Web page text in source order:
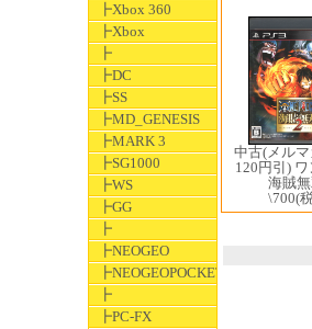
┣Xbox 360
┣Xbox
┣
┣DC
┣SS
┣MD_GENESIS
┣MARK 3
┣SG1000
┣WS
┣GG
┣
┣NEOGEO
┣NEOGEOPOCKET
┣
┣PC-FX
中古(メル
120円引)
海賊
\700(